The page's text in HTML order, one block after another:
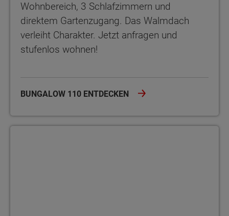
Wohnbereich, 3 Schlafzimmern und
direktem Gartenzugang. Das Walmdach
verleiht Charakter. Jetzt anfragen und
stufenlos wohnen!
BUNGALOW 110 ENTDECKEN